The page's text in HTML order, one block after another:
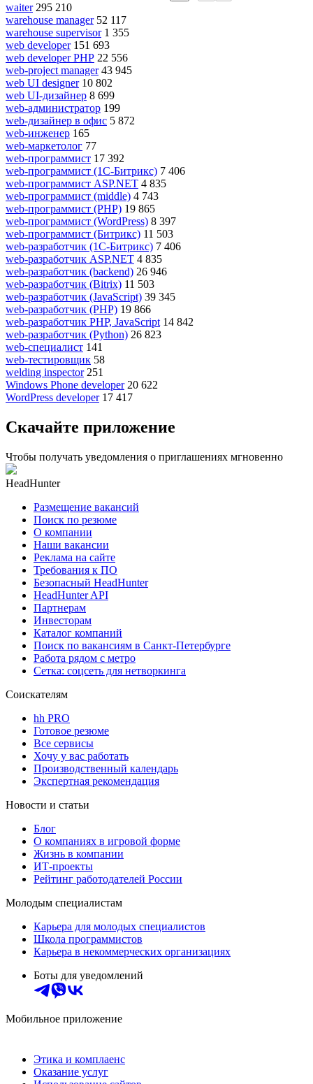
waiter 295 210
warehouse manager 52 117
warehouse supervisor 1 355
web developer 151 693
web developer PHP 22 556
web-project manager 43 945
web UI designer 10 802
web UI-дизайнер 8 699
web-администратор 199
web-дизайнер в офис 5 872
web-инженер 165
web-маркетолог 77
web-программист 17 392
web-программист (1С-Битрикс) 7 406
web-программист ASP.NET 4 835
web-программист (middle) 4 743
web-программист (PHP) 19 865
web-программист (WordPress) 8 397
web-программист (Битрикс) 11 503
web-разработчик (1С-Битрикс) 7 406
web-разработчик ASP.NET 4 835
web-разработчик (backend) 26 946
web-разработчик (Bitrix) 11 503
web-разработчик (JavaScript) 39 345
web-разработчик (PHP) 19 866
web-разработчик PHP, JavaScript 14 842
web-разработчик (Python) 26 823
web-специалист 141
web-тестировщик 58
welding inspector 251
Windows Phone developer 20 622
WordPress developer 17 417
Скачайте приложение
Чтобы получать уведомления о приглашениях мгновенно
HeadHunter
Размещение вакансий
Поиск по резюме
О компании
Наши вакансии
Реклама на сайте
Требования к ПО
Безопасный HeadHunter
HeadHunter API
Партнерам
Инвесторам
Каталог компаний
Поиск по вакансиям в Санкт-Петербурге
Работа рядом с метро
Сетка: соцсеть для нетворкинга
Соискателям
hh PRO
Готовое резюме
Все сервисы
Хочу у вас работать
Производственный календарь
Экспертная рекомендация
Новости и статьи
Блог
О компаниях в игровой форме
Жизнь в компании
ИТ-проекты
Рейтинг работодателей России
Молодым специалистам
Карьера для молодых специалистов
Школа программистов
Карьера в некоммерческих организациях
Боты для уведомлений
Мобильное приложение
Этика и комплаенс
Оказание услуг